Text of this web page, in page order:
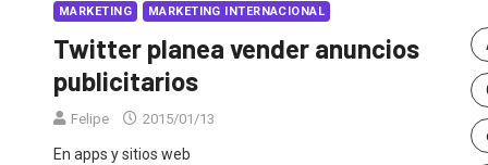
MARKETING MARKETING INTERNACIONAL
Twitter planea vender anuncios
publicitarios
Felipe 2015/01/13
En apps y sitios web